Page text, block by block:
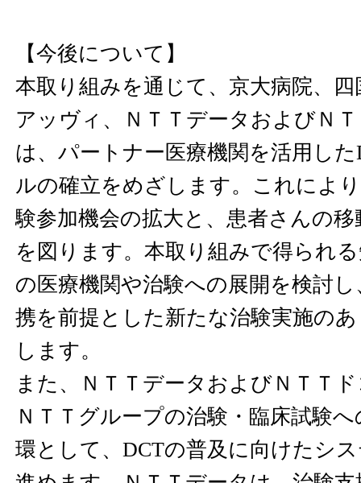
【今後について】
本取り組みを通じて、京大病院、
アッヴィ、ＮＴＴデータおよびＮ
は、パートナー医療機関を活用し
ルの確立をめざします。これによ
験参加機会の拡大と、患者さんの
を図ります。本取り組みで得られ
の医療機関や治験への展開を検討
携を前提とした新たな治験実施の
します。
また、ＮＴＴデータおよびＮＴＴ
ＮＴＴグループの治験・臨床試験
環として、DCTの普及に向けたシ